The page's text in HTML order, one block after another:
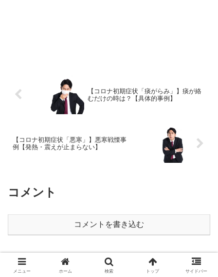
【コロナ初期症状「痰がらみ」】痰が絡
むだけの時は？【具体的事例】
【コロナ初期症状「悪寒」】悪寒戦慄事
例【発熱・震えが止まらない】
コメント
コメントを書き込む
メニュー ホーム 検索 トップ サイドバー